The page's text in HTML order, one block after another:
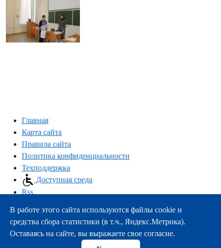
Главная
Карта сайта
Правила сайта
Политика конфиденциальности
Техподдержка
Доступная среда
Rss
163000, г.Архангельск, пр-т Троицкий, 51
тел.:+7 (8182) 21-11-63
e-mail:info@nsmu.ru
В работе этого сайта используются файлы cookie и
средства сбора статистики (в т.ч., Яндекс.Метрика).
Оставаясь на сайте, вы выражаете свое согласие.